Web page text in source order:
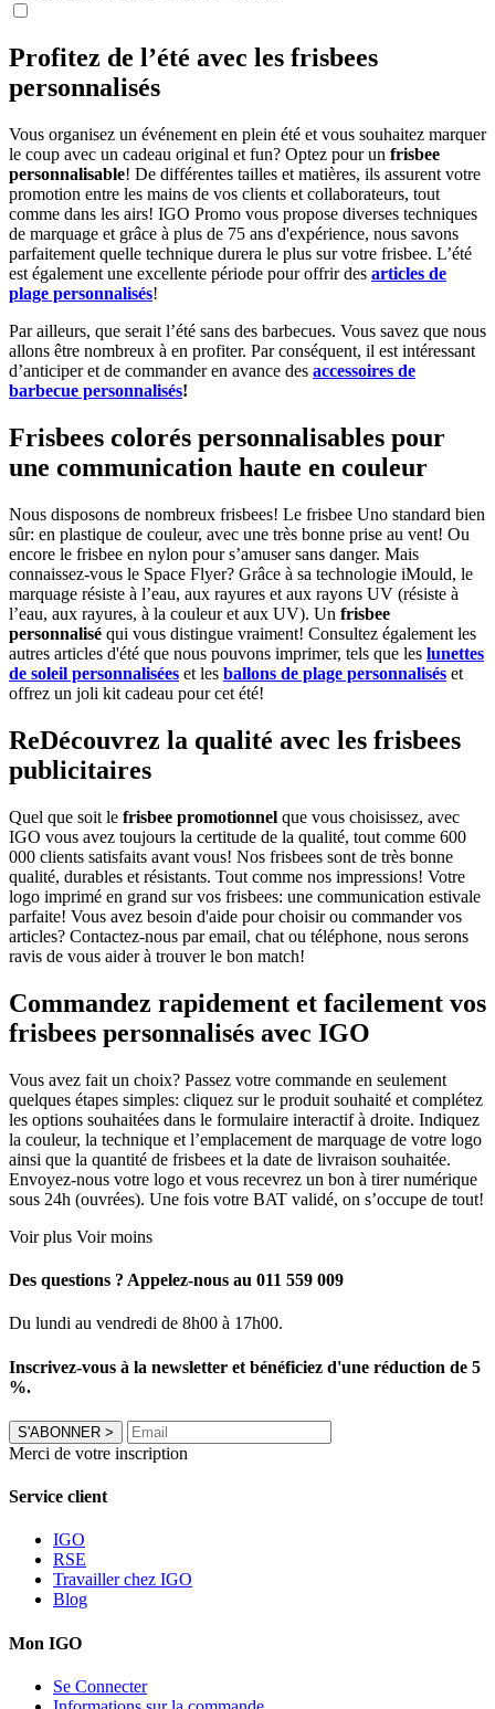
Profitez de l’été avec les frisbees
personnalisés
Vous organisez un événement en plein été et vous souhaitez marquer
le coup avec un cadeau original et fun? Optez pour un frisbee
personnalisable! De différentes tailles et matières, ils assurent votre
promotion entre les mains de vos clients et collaborateurs, tout
comme dans les airs! IGO Promo vous propose diverses techniques
de marquage et grâce à plus de 75 ans d'expérience, nous savons
parfaitement quelle technique durera le plus sur votre frisbee. L’été
est également une excellente période pour offrir des articles de
plage personnalisés!
Par ailleurs, que serait l’été sans des barbecues. Vous savez que nous
allons être nombreux à en profiter. Par conséquent, il est intéressant
d’anticiper et de commander en avance des accessoires de
barbecue personnalisés!
Frisbees colorés personnalisables pour
une communication haute en couleur
Nous disposons de nombreux frisbees! Le frisbee Uno standard bien
sûr: en plastique de couleur, avec une très bonne prise au vent! Ou
encore le frisbee en nylon pour s’amuser sans danger. Mais
connaissez-vous le Space Flyer? Grâce à sa technologie iMould, le
marquage résiste à l’eau, aux rayures et aux rayons UV (résiste à
l’eau, aux rayures, à la couleur et aux UV). Un frisbee
personnalisé qui vous distingue vraiment! Consultez également les
autres articles d'été que nous pouvons imprimer, tels que les lunettes
de soleil personnalisées et les ballons de plage personnalisés et
offrez un joli kit cadeau pour cet été!
ReDécouvrez la qualité avec les frisbees
publicitaires
Quel que soit le frisbee promotionnel que vous choisissez, avec
IGO vous avez toujours la certitude de la qualité, tout comme 600
000 clients satisfaits avant vous! Nos frisbees sont de très bonne
qualité, durables et résistants. Tout comme nos impressions! Votre
logo imprimé en grand sur vos frisbees: une communication estivale
parfaite! Vous avez besoin d'aide pour choisir ou commander vos
articles? Contactez-nous par email, chat ou téléphone, nous serons
ravis de vous aider à trouver le bon match!
Commandez rapidement et facilement vos
frisbees personnalisés avec IGO
Vous avez fait un choix? Passez votre commande en seulement
quelques étapes simples: cliquez sur le produit souhaité et complétez
les options souhaitées dans le formulaire interactif à droite. Indiquez
la couleur, la technique et l’emplacement de marquage de votre logo
ainsi que la quantité de frisbees et la date de livraison souhaitée.
Envoyez-nous votre logo et vous recevrez un bon à tirer numérique
sous 24h (ouvrées). Une fois votre BAT validé, on s’occupe de tout!
Voir plus Voir moins
Des questions ? Appelez-nous au 011 559 009
Du lundi au vendredi de 8h00 à 17h00.
Inscrivez-vous à la newsletter et bénéficiez d'une réduction de 5
%.
S'ABONNER >
Merci de votre inscription
Service client
IGO
RSE
Travailler chez IGO
Blog
Mon IGO
Se Connecter